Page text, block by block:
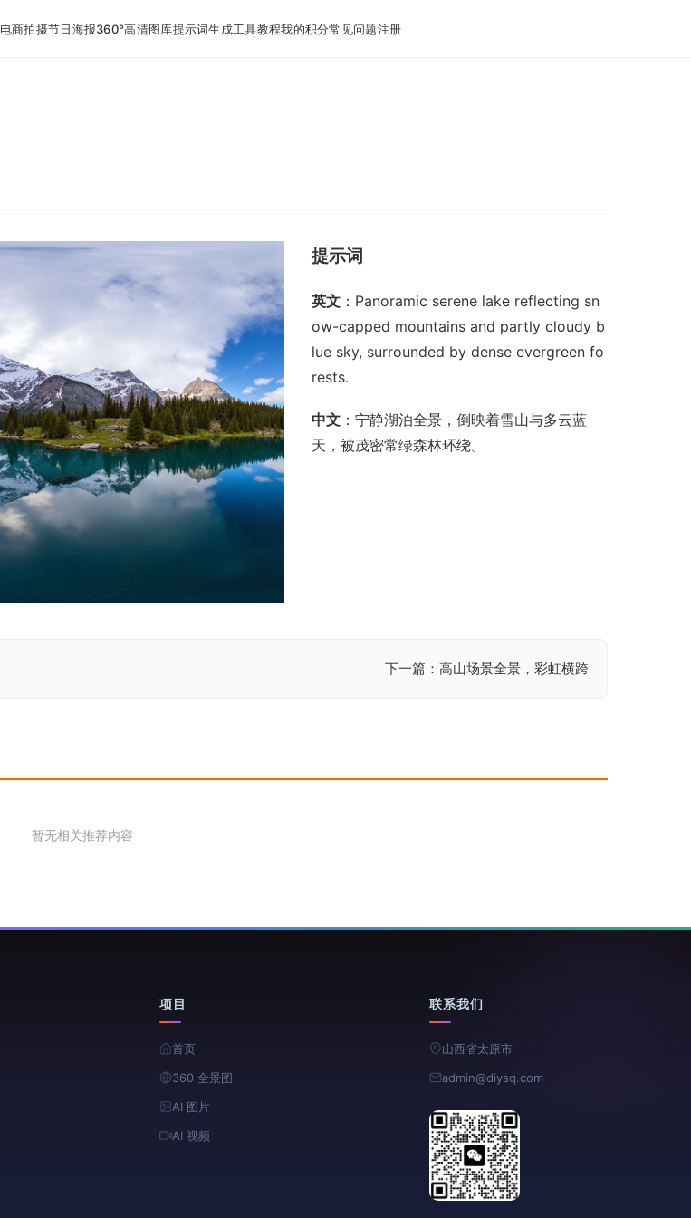
电商拍摄节日海报360°高清图库提示词生成工具教程我的积分常见问题注册
提示词
英文 ：Panoramic serene lake reflecting sn
ow-capped mountains and partly cloudy b
lue sky, surrounded by dense evergreen fo
rests.
中文 ：宁静湖泊全景，倒映着雪山与多云蓝
天，被茂密常绿森林环绕。
下一篇：高山场景全景，彩虹横跨
暂无相关推荐内容
项目
首页
360 全景图
AI 图片
AI 视频
联系我们
山西省太原市
admin@diysq.com